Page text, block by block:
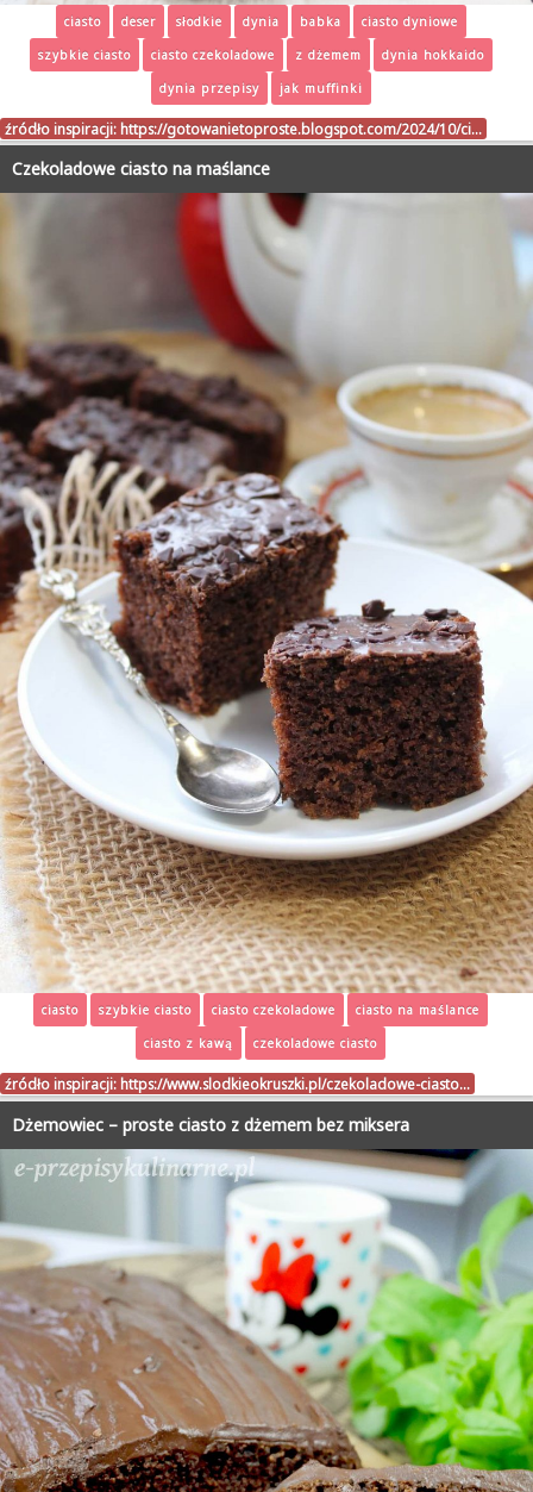
ciasto deser słodkie dynia babka
ciasto dyniowe
szybkie ciasto
ciasto czekoladowe z dżemem
dynia hokkaido
dynia przepisy
jak muffinki
źródło inspiracji: https://gotowanietoproste.blogspot.com/2024/10/ci…
Czekoladowe ciasto na maślance
ciasto szybkie ciasto ciasto czekoladowe
ciasto na maślance
ciasto z kawą
czekoladowe ciasto
źródło inspiracji: https://www.slodkieokruszki.pl/czekoladowe-ciasto…
Dżemowiec – proste ciasto z dżemem bez miksera